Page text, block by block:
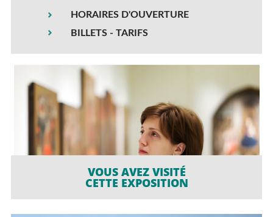
HORAIRES D'OUVERTURE
BILLETS - TARIFS
VOUS AVEZ VISITÉ
CETTE EXPOSITION